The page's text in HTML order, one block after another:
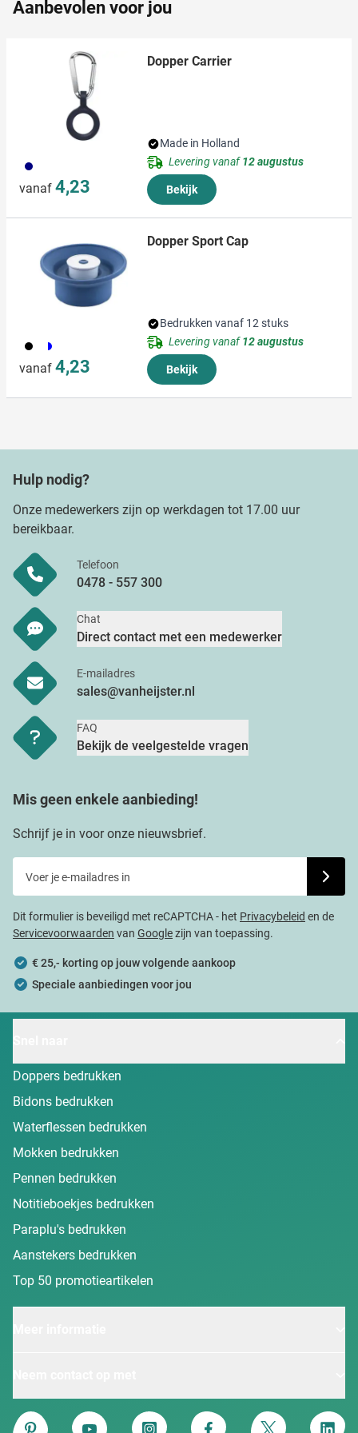
informatie die u aan ze heeft verstrekt of die ze hebben
Aanbevolen voor jou
536
vanaf 4,23
Dopper Carrier
Made in Holland
Levering vanaf12 augustus
Bekijk
893 700
vanaf 4,23
Dopper Sport Cap
Bedrukken vanaf 12 stuks
Levering vanaf12 augustus
Bekijk
Hulp nodig?
Onze medewerkers zijn op werkdagen tot 17.00 uur
bereikbaar.
Telefoon
0478 - 557 300
Chat
Direct contact met een medewerker
E-mailadres
sales@vanheijster.nl
FAQ
Bekijk de veelgestelde vragen
Mis geen enkele aanbieding!
Schrijf je in voor onze nieuwsbrief.
Dit formulier is beveiligd met reCAPTCHA - het Privacybeleid en de
Servicevoorwaarden van Googlezijn van toepassing.
€ 25,- korting op jouw volgende aankoop
Speciale aanbiedingen voor jou
Doppers bedrukken
Bidons bedrukken
Waterflessen bedrukken
Mokken bedrukken
Pennen bedrukken
Notitieboekjes bedrukken
Paraplu's bedrukken
Aanstekers bedrukken
Top 50 promotieartikelen
Van Heijster